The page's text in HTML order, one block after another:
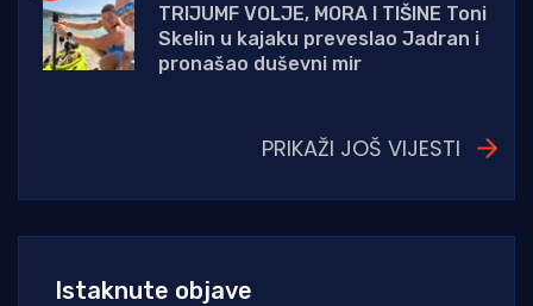
TRIJUMF VOLJE, MORA I TIŠINE Toni
Skelin u kajaku preveslao Jadran i
pronašao duševni mir
PRIKAŽI JOŠ VIJESTI
Istaknute objave